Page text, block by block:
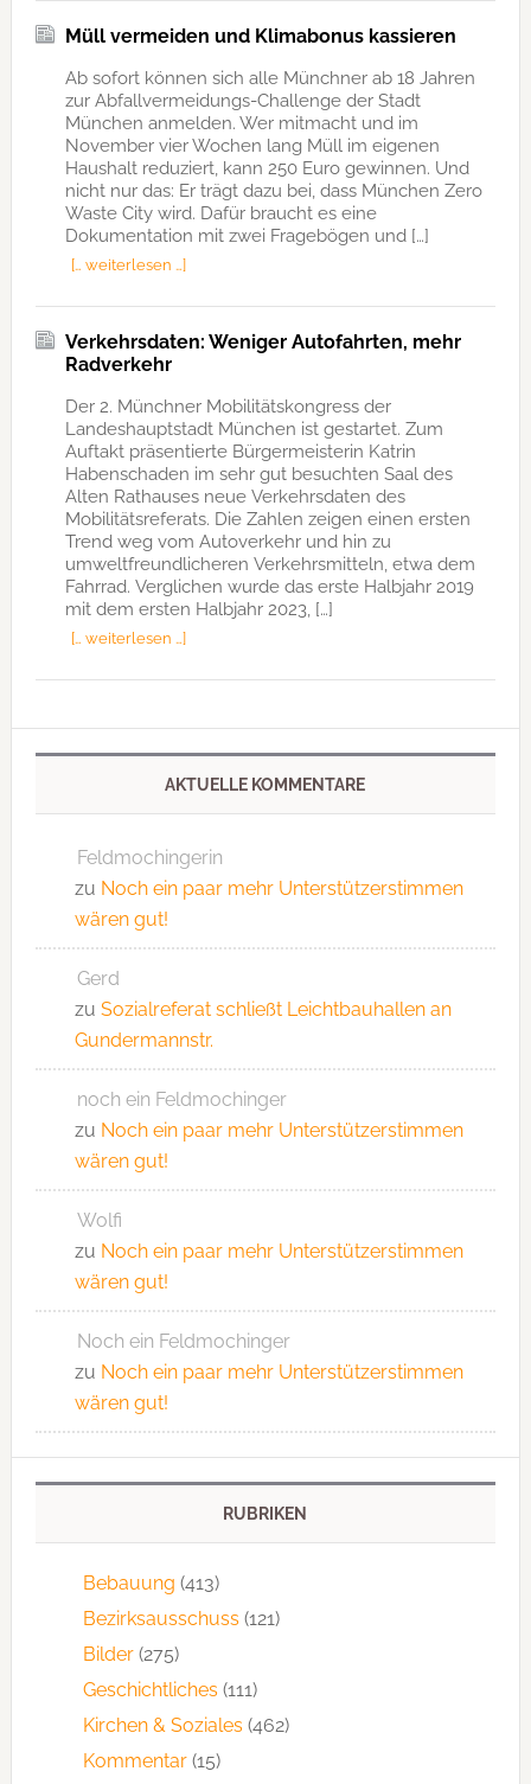
Müll vermeiden und Klimabonus kassieren
Ab sofort können sich alle Münchner ab 18 Jahren
zur Abfallvermeidungs-Challenge der Stadt
München anmelden. Wer mitmacht und im
November vier Wochen lang Müll im eigenen
Haushalt reduziert, kann 250 Euro gewinnen. Und
nicht nur das: Er trägt dazu bei, dass München Zero
Waste City wird. Dafür braucht es eine
Dokumentation mit zwei Fragebögen und […]
[… weiterlesen …]
Verkehrsdaten: Weniger Autofahrten, mehr
Radverkehr
Der 2. Münchner Mobilitätskongress der
Landeshauptstadt München ist gestartet. Zum
Auftakt präsentierte Bürgermeisterin Katrin
Habenschaden im sehr gut besuchten Saal des
Alten Rathauses neue Verkehrsdaten des
Mobilitätsreferats. Die Zahlen zeigen einen ersten
Trend weg vom Autoverkehr und hin zu
umweltfreundlicheren Verkehrsmitteln, etwa dem
Fahrrad. Verglichen wurde das erste Halbjahr 2019
mit dem ersten Halbjahr 2023, […]
[… weiterlesen …]
AKTUELLE KOMMENTARE
Feldmochingerin
zu Noch ein paar mehr Unterstützerstimmen
wären gut!
Gerd
zu Sozialreferat schließt Leichtbauhallen an
Gundermannstr.
noch ein Feldmochinger
zu Noch ein paar mehr Unterstützerstimmen
wären gut!
Wolfi
zu Noch ein paar mehr Unterstützerstimmen
wären gut!
Noch ein Feldmochinger
zu Noch ein paar mehr Unterstützerstimmen
wären gut!
RUBRIKEN
Bebauung (413)
Bezirksausschuss (121)
Bilder(275)
Geschichtliches (111)
Kirchen & Soziales (462)
Kommentar(15)